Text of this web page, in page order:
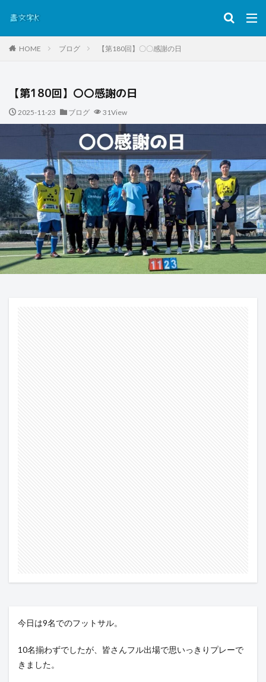
HOME ブログ 【第180回】〇〇感謝の日
【第180回】〇〇感謝の日
2025-11-23 ブログ 31View
今日は9名でのフットサル。
10名揃わずでしたが、皆さんフル出場で思いっきりプレーで
きました。